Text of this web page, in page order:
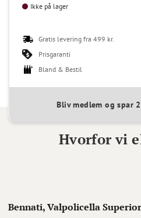
Ikke på lager
Gratis levering fra 499 kr.
Prisgaranti
Bland & Bestil
Bliv medlem og spar
Hvorfor vi
Bennati, Valpolicella